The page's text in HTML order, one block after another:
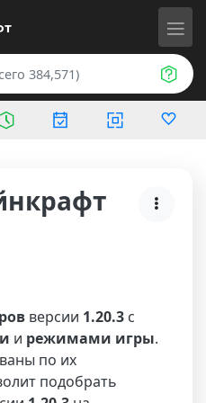
версии 1.20.3 с
и режимами игры.
по их
подобрать